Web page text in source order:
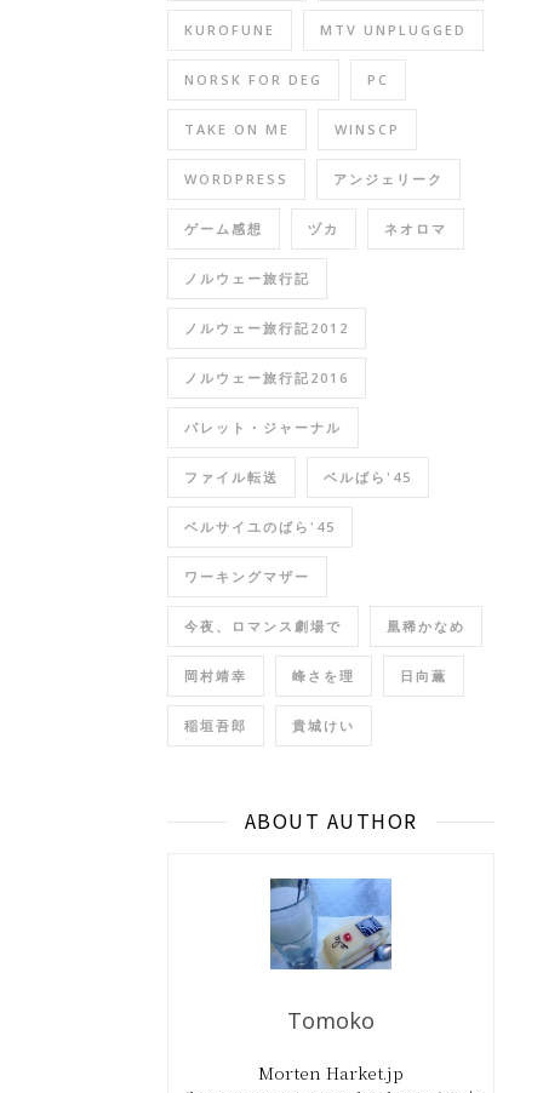
KUROFUNE MTV UNPLUGGED
NORSK FOR DEG PC
TAKE ON ME WINSCP
WORDPRESS アンジェリーク
ゲーム感想 ヅカ ネオロマ
ノルウェー旅行記
ノルウェー旅行記2012
ノルウェー旅行記2016
バレット・ジャーナル
ファイル転送 ベルばら'45
ベルサイユのばら'45
ワーキングマザー
今夜、ロマンス劇場で 凰稀かなめ
岡村靖幸 峰さを理 日向薫
稲垣吾郎 貴城けい
ABOUT AUTHOR
Tomoko
Morten Harket.jp